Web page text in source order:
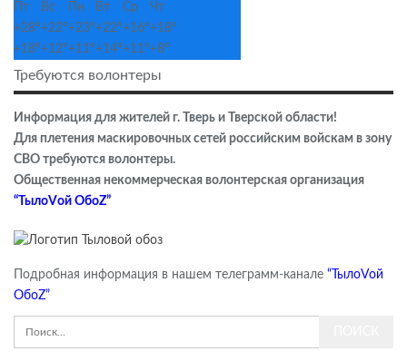
Пт
Вс Пн Вт Ср
Чт
+28°+22°+23°+22°+16°+18°
+18°+12°+11°+14°+11°+8°
Требуются волонтеры
Информация для жителей г. Тверь и Тверской области!
Для плетения маскировочных сетей российским войскам в зону
СВО требуются волонтеры.
Общественная некоммерческая волонтерская организация
“ТылоVой ОбоZ”
Подробная информация в нашем телеграмм-канале “ТылоVой
ОбоZ”